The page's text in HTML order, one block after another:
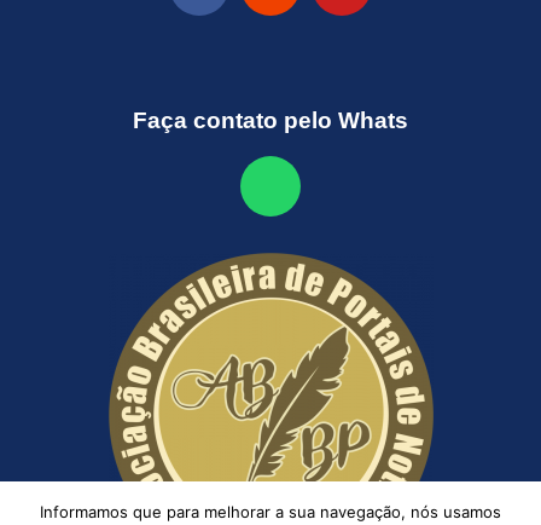
Faça contato pelo Whats
Informamos que para melhorar a sua navegação, nós usamos